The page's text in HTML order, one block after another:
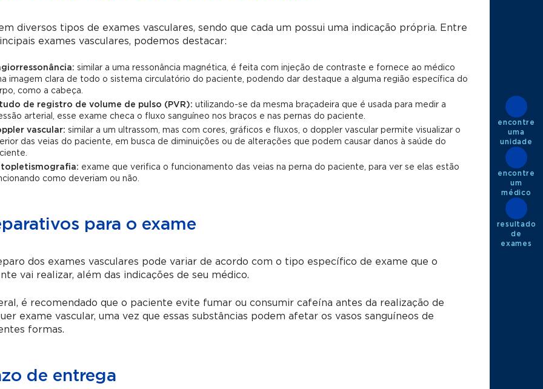
diversos tipos de exames vasculares, sendo que cada um possui uma indicação própria. Entre
exames vasculares, podemos destacar:
similar a uma ressonância magnética, é feita com injeção de contraste e fornece ao médico
imagem clara de todo o sistema circulatório do paciente, podendo dar destaque a alguma região específica do
como a cabeça.
de registro de volume de pulso (PVR): utilizando-se da mesma braçadeira que é usada para medir a
arterial, esse exame checa o fluxo sanguíneo nos braços e nas pernas do paciente.
vascular: similar a um ultrassom, mas com cores, gráficos e fluxos, o doppler vascular permite visualizar o
das veias do paciente, em busca de diminuições ou de alterações que podem causar danos à saúde do
exame que verifica o funcionamento das veias na perna do paciente, para ver se elas estão
como deveriam ou não.
para o exame
dos exames vasculares pode variar de acordo com o tipo específico de exame que o
vai realizar, além das indicações de seu médico.
é recomendado que o paciente evite fumar ou consumir cafeína antes da realização de
exame vascular, uma vez que essas substâncias podem afetar os vasos sanguíneos de
formas.
de entrega
encontre
uma
unidade
encontre
um
médico
resultado
de
exames